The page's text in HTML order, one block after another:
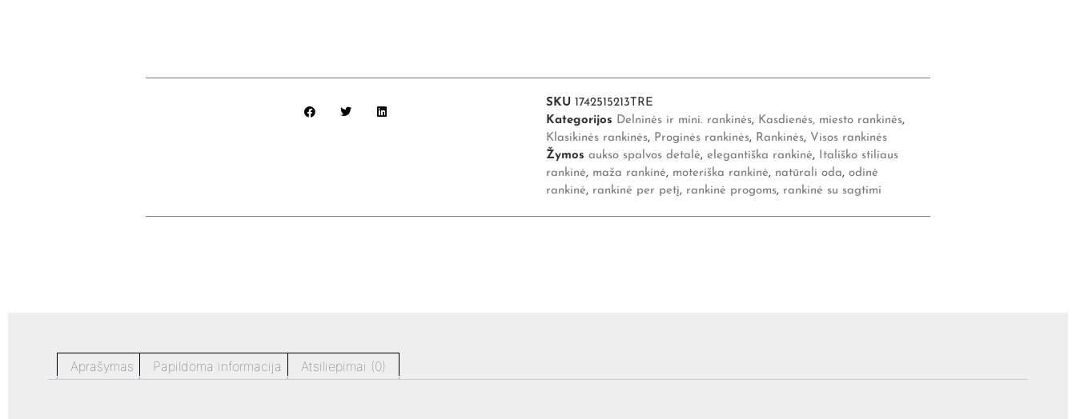
SKU 1742515213TRE
Kategorijos Delninės ir mini. rankinės, Kasdienės, miesto rankinės,
Klasikinės rankinės, Proginės rankinės, Rankinės, Visos rankinės
Žymos aukso spalvos detalė, elegantiška rankinė,
Itališko stiliaus
rankinė, maža rankinė, moteriška rankinė, natūrali oda, odinė
rankinė, rankinė per petį, rankinė progoms, rankinė su sagtimi
Aprašymas Papildoma informacija Atsiliepimai (0)